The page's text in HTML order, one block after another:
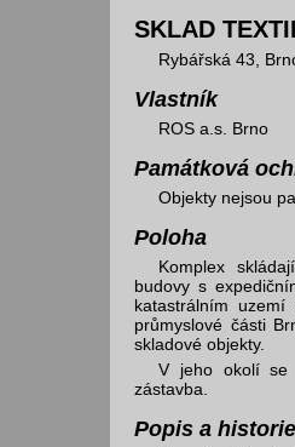
SKLAD
Rybářská 43,
Vlastník
ROS a.s. Brno
Památková
Objekty nejsou
Poloha
Komplex
budovy s
katastrálním
průmyslové části
skladové objekty.
V jeho okolí se
zástavba.
Popis a historie